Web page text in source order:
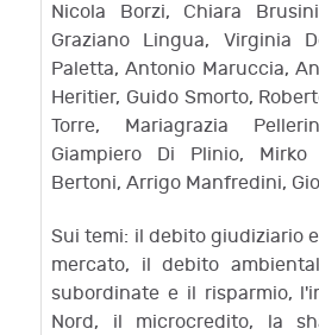
Nicola Borzi, Chiara
Graziano Lingua, Virginia
Paletta, Antonio Maruccia,
Heritier, Guido Smorto,
Torre, Mariagrazia
Giampiero Di Plinio, Mirko
Bertoni, Arrigo Manfredini,
Sui temi: il debito giudiziario
mercato, il debito
subordinate e il risparmio,
Nord, il microcredito, la